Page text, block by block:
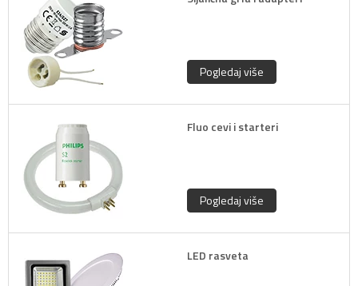
Pogledaj više
Fluo cevi i starteri
Pogledaj više
LED rasveta